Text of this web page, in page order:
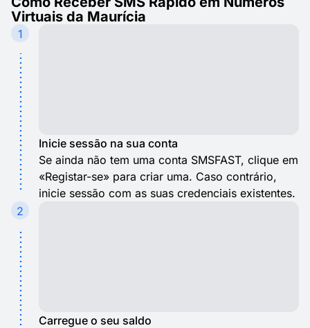
Virtuais da Maurícia
1
Inicie sessão na sua conta
Se ainda não tem uma conta SMSFAST, clique em
«Registar-se» para criar uma. Caso contrário,
inicie sessão com as suas credenciais existentes.
2
Carregue o seu saldo